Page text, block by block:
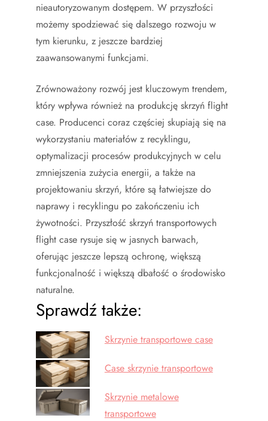
nieautoryzowanym dostępem. W przyszłości
możemy spodziewać się dalszego rozwoju w
tym kierunku, z jeszcze bardziej
zaawansowanymi funkcjami.
Zrównoważony rozwój jest kluczowym trendem,
który wpływa również na produkcję skrzyń flight
case. Producenci coraz częściej skupiają się na
wykorzystaniu materiałów z recyklingu,
optymalizacji procesów produkcyjnych w celu
zmniejszenia zużycia energii, a także na
projektowaniu skrzyń, które są łatwiejsze do
naprawy i recyklingu po zakończeniu ich
żywotności. Przyszłość skrzyń transportowych
flight case rysuje się w jasnych barwach,
oferując jeszcze lepszą ochronę, większą
funkcjonalność i większą dbałość o środowisko
naturalne.
Sprawdź także:
Skrzynie transportowe case
Case skrzynie transportowe
Skrzynie metalowe
transportowe